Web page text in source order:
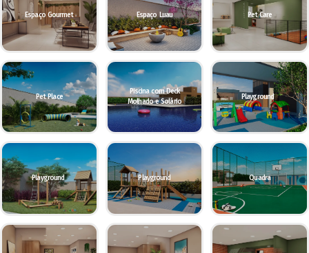
Espaço Gourmet Espaço Luau Pet Care
Pet Place
Piscina com Deck
Molhado e Solário
Playground
Playground Playground Quadra